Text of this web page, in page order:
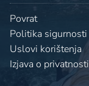
Povrat
Politika sigurnosti
Uslovi korištenja
Izjava o privatnosti